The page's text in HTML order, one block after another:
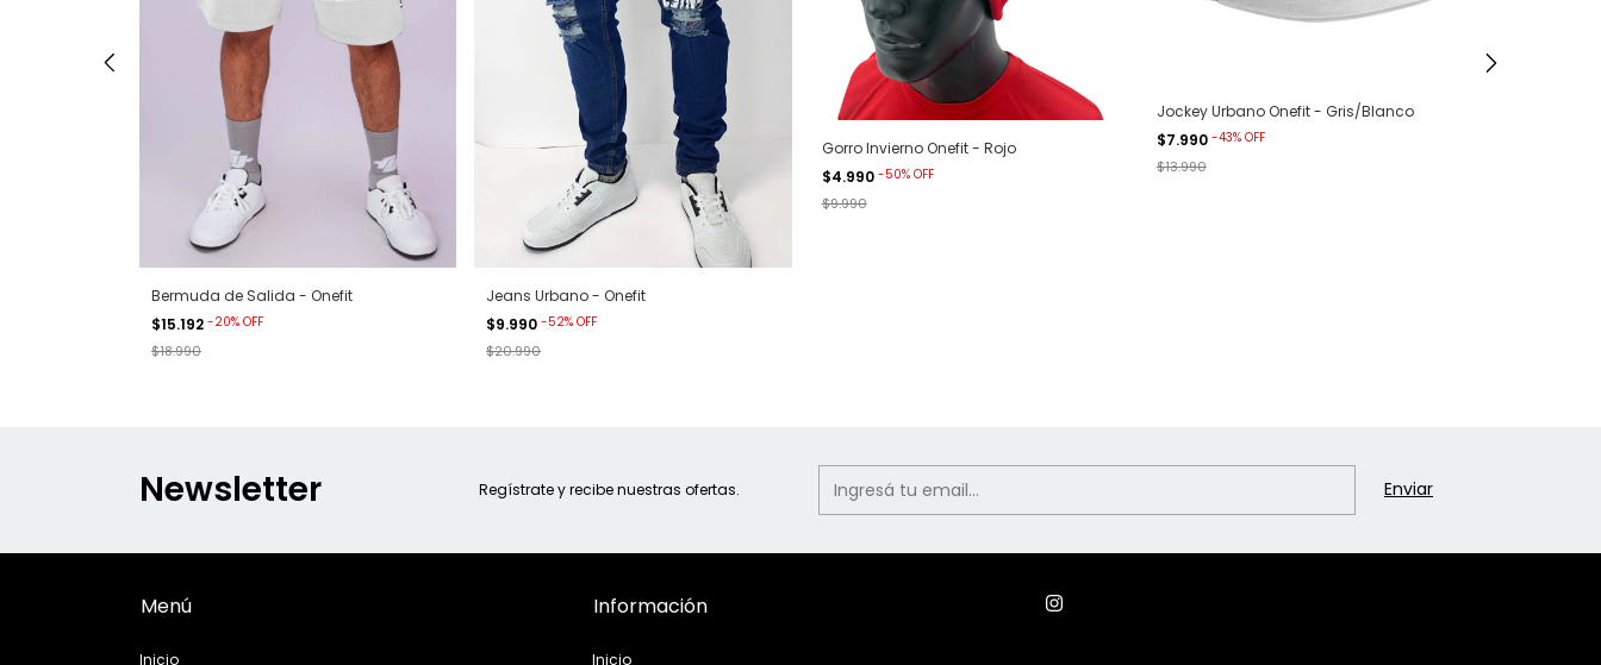
Bermuda de Salida - Onefit
$15.192 -20% OFF
$18.990
Jeans Urbano - Onefit
$9.990-52%OFF
$20.990
Gorro Invierno Onefit - Rojo
$4.990 -50% OFF
$9.990
Jockey Urbano Onefit - Gris/Blanco
$7.990 -43% OFF
$13.990
Newsletter Regístrate y recibe nuestras ofertas.
Menú
Inicio
Información
Inicio